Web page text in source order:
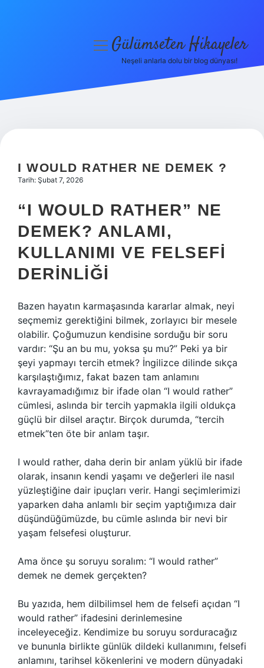
Hakkımızda
menüyüGülümseten Hikayeler
Neşeli anlarla dolu bir blog dünyası!
I WOULD RATHER NE DEMEK ?
Tarih: Şubat 7, 2026
“I WOULD RATHER” NE
DEMEK? ANLAMI,
KULLANIMI VE FELSEFI
DERINLIĞI
Bazen hayatın karmaşasında kararlar almak, neyi
seçmemiz gerektiğini bilmek, zorlayıcı bir mesele
olabilir. Çoğumuzun kendisine sorduğu bir soru
vardır: “Şu an bu mu, yoksa şu mu?” Peki ya bir
şeyi yapmayı tercih etmek? İngilizce dilinde sıkça
karşılaştığımız, fakat bazen tam anlamını
kavrayamadığımız bir ifade olan “I would rather”
cümlesi, aslında bir tercih yapmakla ilgili oldukça
güçlü bir dilsel araçtır. Birçok durumda, “tercih
etmek”ten öte bir anlam taşır.
I would rather, daha derin bir anlam yüklü bir ifade
olarak, insanın kendi yaşamı ve değerleri ile nasıl
yüzleştiğine dair ipuçları verir. Hangi seçimlerimizi
yaparken daha anlamlı bir seçim yaptığımıza dair
düşündüğümüzde, bu cümle aslında bir nevi bir
yaşam felsefesi oluşturur.
Ama önce şu soruyu soralım: “I would rather”
demek ne demek gerçekten?
Bu yazıda, hem dilbilimsel hem de felsefi açıdan “I
would rather” ifadesini derinlemesine
inceleyeceğiz. Kendimize bu soruyu sorduracağız
ve bununla birlikte günlük dildeki kullanımını, felsefi
anlamını, tarihsel kökenlerini ve modern dünyadaki